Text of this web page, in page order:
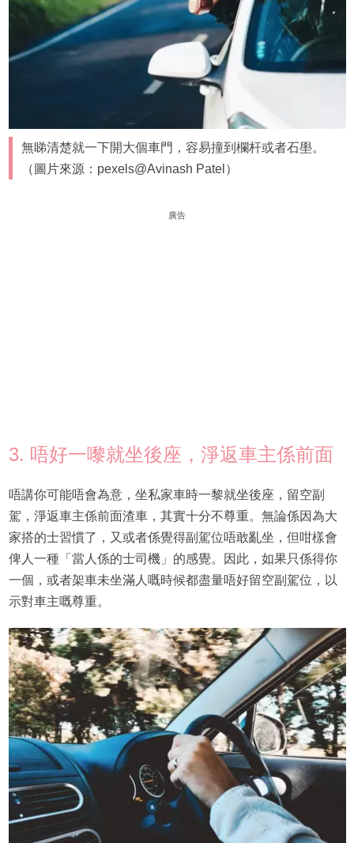
無睇清楚就一下開大個車門，容易撞到欄杆或者石壆。
（圖片來源：pexels@Avinash Patel）
廣告
3. 唔好一嚟就坐後座，淨返車主係前面
唔講你可能唔會為意，坐私家車時一黎就坐後座，留空副
駕，淨返車主係前面渣車，其實十分不尊重。無論係因為大
家搭的士習慣了，又或者係覺得副駕位唔敢亂坐，但咁樣會
俾人一種「當人係的士司機」的感覺。因此，如果只係得你
一個，或者架車未坐滿人嘅時候都盡量唔好留空副駕位，以
示對車主嘅尊重。